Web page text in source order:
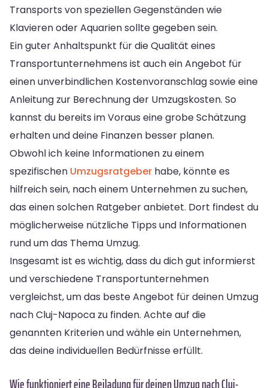
Transports von speziellen Gegenständen wie
Klavieren oder Aquarien sollte gegeben sein.
Ein guter Anhaltspunkt für die Qualität eines
Transportunternehmens ist auch ein Angebot für
einen unverbindlichen Kostenvoranschlag sowie eine
Anleitung zur Berechnung der Umzugskosten. So
kannst du bereits im Voraus eine grobe Schätzung
erhalten und deine Finanzen besser planen.
Obwohl ich keine Informationen zu einem
spezifischen Umzugsratgeber habe, könnte es
hilfreich sein, nach einem Unternehmen zu suchen,
das einen solchen Ratgeber anbietet. Dort findest du
möglicherweise nützliche Tipps und Informationen
rund um das Thema Umzug.
Insgesamt ist es wichtig, dass du dich gut informierst
und verschiedene Transportunternehmen
vergleichst, um das beste Angebot für deinen Umzug
nach Cluj-Napoca zu finden. Achte auf die
genannten Kriterien und wähle ein Unternehmen,
das deine individuellen Bedürfnisse erfüllt.
Wie funktioniert eine Beiladung für deinen Umzug nach Cluj-